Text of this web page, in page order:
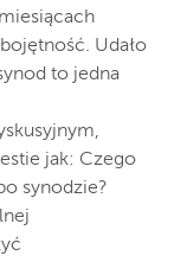
Udało
to jedna
jak: Czego
synodzie?